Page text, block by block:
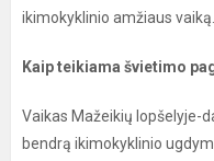
ikimokyklinio amžiaus vaiką.
Kaip teikiama švietimo
Vaikas Mažeikių lopšelyje-
bendrą ikimokyklinio